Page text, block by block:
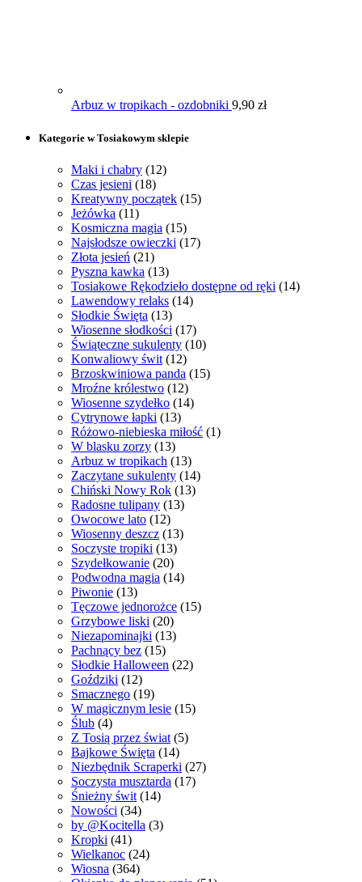
Arbuz w tropikach - ozdobniki 9,90 zł
Kategorie w Tosiakowym sklepie
Maki i chabry (12)
Czas jesieni (18)
Kreatywny początek (15)
Jeżówka (11)
Kosmiczna magia (15)
Najsłodsze owieczki (17)
Złota jesień (21)
Pyszna kawka (13)
Tosiakowe Rękodzieło dostępne od ręki (14)
Lawendowy relaks (14)
Słodkie Święta (13)
Wiosenne słodkości (17)
Świąteczne sukulenty (10)
Konwaliowy świt (12)
Brzoskwiniowa panda (15)
Mroźne królestwo (12)
Wiosenne szydełko (14)
Cytrynowe łapki (13)
Różowo-niebieska miłość (1)
W blasku zorzy (13)
Arbuz w tropikach (13)
Zaczytane sukulenty (14)
Chiński Nowy Rok (13)
Radosne tulipany (13)
Owocowe lato (12)
Wiosenny deszcz (13)
Soczyste tropiki (13)
Szydełkowanie (20)
Podwodna magia (14)
Piwonie (13)
Tęczowe jednorożce (15)
Grzybowe liski (20)
Niezapominajki (13)
Pachnący bez (15)
Słodkie Halloween (22)
Goździki (12)
Smacznego (19)
W magicznym lesie (15)
Ślub (4)
Z Tosią przez świat (5)
Bajkowe Święta (14)
Niezbędnik Scraperki (27)
Soczysta musztarda (17)
Śnieżny świt (14)
Nowości (34)
by @Kocitella (3)
Kropki (41)
Wielkanoc (24)
Wiosna (364)